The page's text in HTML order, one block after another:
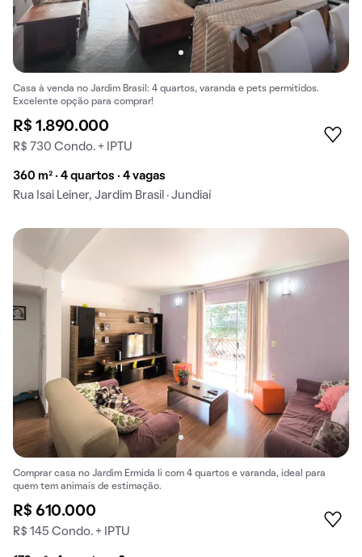
Casa à venda no Jardim Brasil: 4 quartos, varanda e pets permitidos.
Excelente opção para comprar!
R$ 1.890.000
R$ 730 Condo. + IPTU
360 m² · 4 quartos · 4 vagas
Rua Isai Leiner, Jardim Brasil · Jundiaí
Comprar casa no Jardim Ermida Ii com 4 quartos e varanda, ideal para
quem tem animais de estimação.
R$ 610.000
R$ 145 Condo. + IPTU